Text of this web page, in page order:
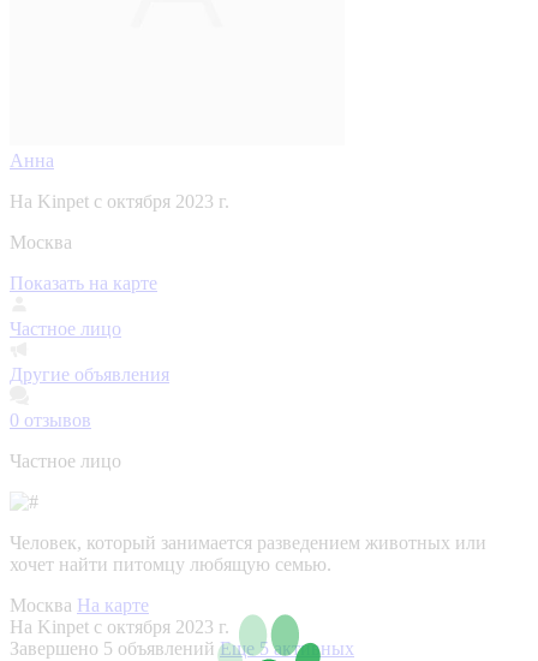
Анна
На Kinpet c октября 2023 г.
Москва
Показать на карте
Частное лицо
Другие объявления
0 отзывов
Частное лицо
Человек, который занимается разведением животных или
хочет найти питомцу любящую семью.
Москва На карте
На Kinpet c октября 2023 г.
Завершено 5 объявленийЕще 5 активных